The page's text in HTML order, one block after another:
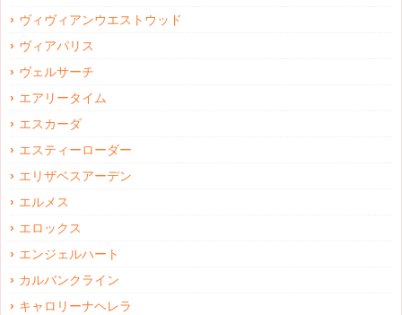
ヴィヴィアンウエストウッド
ヴィアパリス
ヴェルサーチ
エアリータイム
エスカーダ
エスティーローダー
エリザベスアーデン
エルメス
エロックス
エンジェルハート
カルバンクライン
キャロリーナヘレラ